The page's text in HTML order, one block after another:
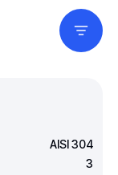
AISI 304
3